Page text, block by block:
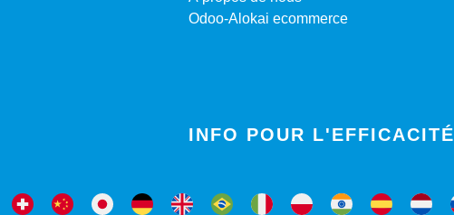
Odoo-Alokai ecommerce
INFO POUR L'EFFICACITÉ